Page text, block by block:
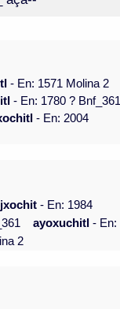
- En: 1571 Molina 2
- En: 1780 ?
- En: 2004
- En: 1984
ayoxuchitl - En:
2